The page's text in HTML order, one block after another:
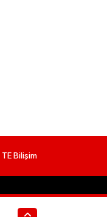
TE Bilişim